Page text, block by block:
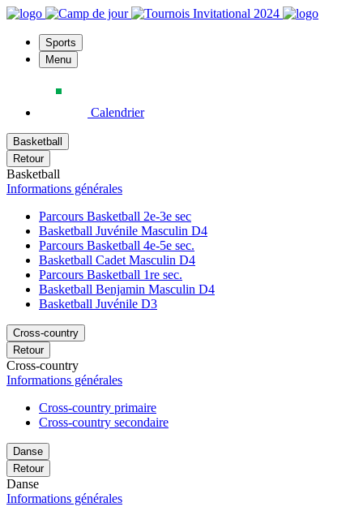
Sports
Menu
Calendrier
Basketball
Retour
Basketball
Informations générales
Parcours Basketball 2e-3e sec
Basketball Juvénile Masculin D4
Parcours Basketball 4e-5e sec.
Basketball Cadet Masculin D4
Parcours Basketball 1re sec.
Basketball Benjamin Masculin D4
Basketball Juvénile D3
Cross-country
Retour
Cross-country
Informations générales
Cross-country primaire
Cross-country secondaire
Danse
Retour
Danse
Informations générales